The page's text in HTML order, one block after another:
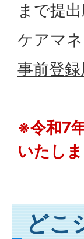
まで提
ケアマ
事前登
※令和7
いたしま
どこ